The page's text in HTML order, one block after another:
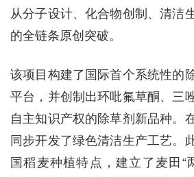
从分子设计、化合物创制、清洁
的全链条原创突破。
该项目构建了国际首个系统性的
平台，并创制出环吡氟草酮、三
自主知识产权的除草剂新品种。
同步开发了绿色清洁生产工艺。
国稻麦种植特点，建立了麦田“